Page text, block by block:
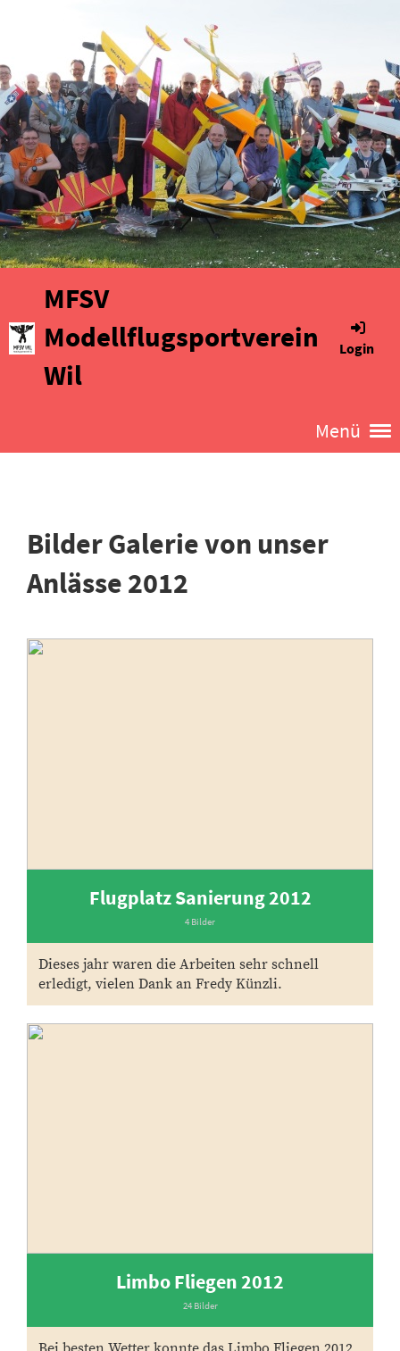
MFSV
Modellflugsportverein
Wil
Login
Menü
Bilder Galerie von unser
Anlässe 2012
Flugplatz Sanierung 2012
4 Bilder
Dieses jahr waren die Arbeiten sehr schnell
erledigt, vielen Dank an Fredy Künzli.
Limbo Fliegen 2012
24 Bilder